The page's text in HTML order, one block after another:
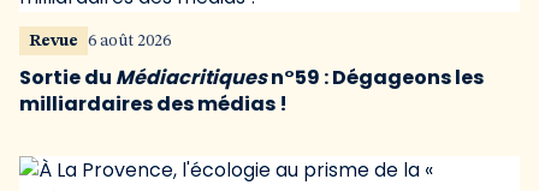
Revue 6 août 2026
Sortie du Médiacritiquesn°59 : Dégageons les
milliardaires des médias !